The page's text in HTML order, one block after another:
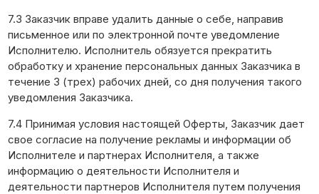
7.3 Заказчик вправе удалить данные о себе, направив
письменное или по электронной почте уведомление
Исполнителю. Исполнитель обязуется прекратить
обработку и хранение персональных данных Заказчика в
течение 3 (трех) рабочих дней, со дня получения такого
уведомления Заказчика.
7.4 Принимая условия настоящей Оферты, Заказчик дает
свое согласие на получение рекламы и информации об
Исполнителе и партнерах Исполнителя, а также
информацию о деятельности Исполнителя и
деятельности партнеров Исполнителя путем получения